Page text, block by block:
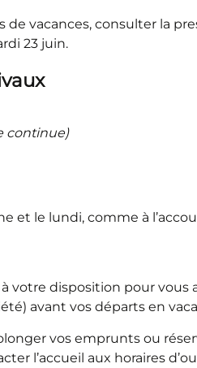
vacances, consulter la
23 juin.
continue)
et le lundi, comme à
votre disposition pour
avant vos départs en
vos emprunts ou
l’accueil aux horaires